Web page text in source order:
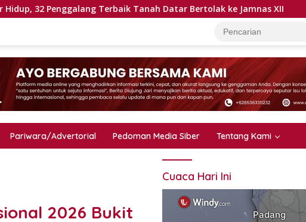
Terbaik Tanah Datar Bertolak ke Jamnas XII Bupati: Air
Pariwara/Advertorial Pedoman Media Siber Tentang Kami
2026 Bukit
Cuaca Hari Ini